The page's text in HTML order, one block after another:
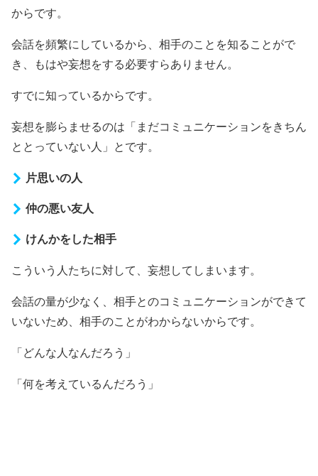
からです。
会話を頻繁にしているから、相手のことを知ることがで
き、もはや妄想をする必要すらありません。
すでに知っているからです。
妄想を膨らませるのは「まだコミュニケーションをきちん
ととっていない人」とです。
片思いの人
仲の悪い友人
けんかをした相手
こういう人たちに対して、妄想してしまいます。
会話の量が少なく、相手とのコミュニケーションができて
いないため、相手のことがわからないからです。
「どんな人なんだろう」
「何を考えているんだろう」